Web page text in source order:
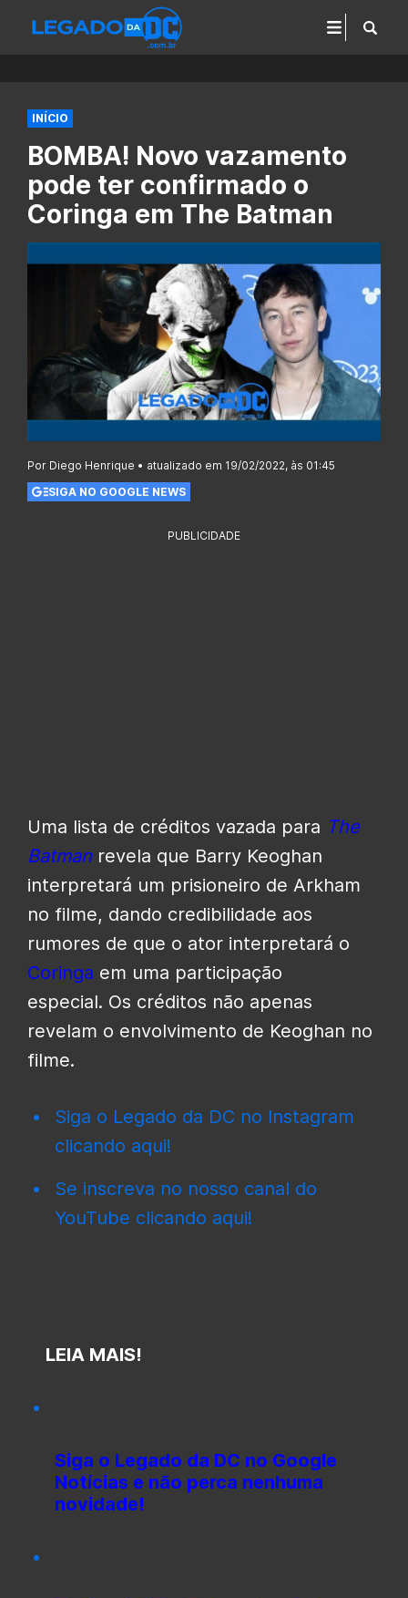
INÍCIO
BOMBA! Novo vazamento
pode ter confirmado o
Coringa em The Batman
Por Diego Henrique • atualizado em 19/02/2022, às 01:45
SIGA NO GOOGLE NEWS
PUBLICIDADE
Uma lista de créditos vazada para The
Batman revela que Barry Keoghan
interpretará um prisioneiro de Arkham
no filme, dando credibilidade aos
rumores de que o ator interpretará o
Coringa em uma participação
especial. Os créditos não apenas
revelam o envolvimento de Keoghan no
filme.
Siga o Legado da DC no Instagram
clicando aqui!
Se inscreva no nosso canal do
YouTube clicando aqui!
LEIA MAIS!
Siga o Legado da DC no Google
Notícias e não perca nenhuma
novidade!